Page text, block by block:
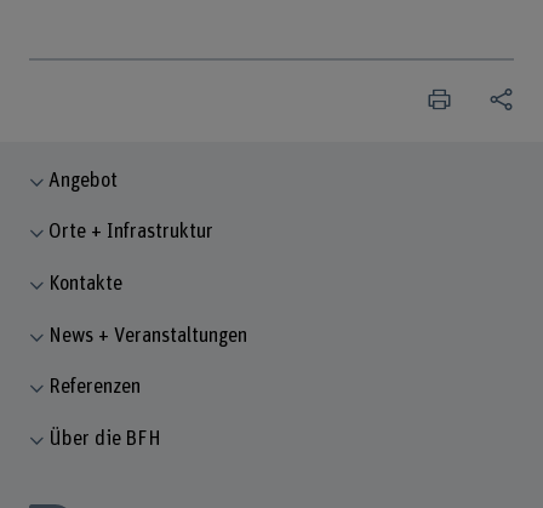
Angebot
Orte + Infrastruktur
Kontakte
News + Veranstaltungen
Referenzen
Über die BFH